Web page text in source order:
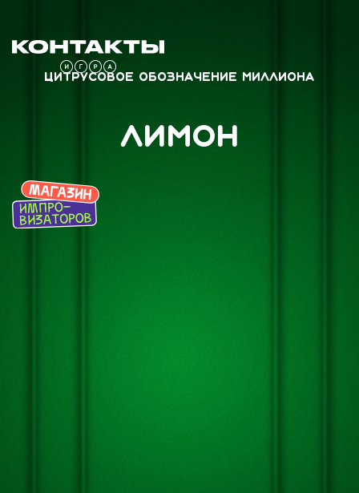
Цитрусовое обозначение миллиона
Лимон